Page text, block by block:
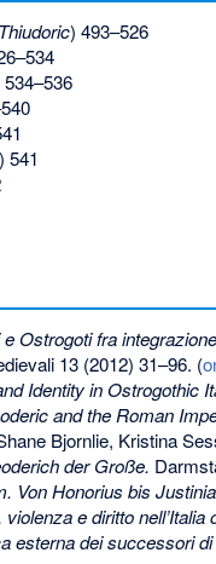
) 493–526
534–536
541
Ostrogoti fra
13 (2012) 31–96. (
Identity in Ostrogothic
and the Roman
Bjornlie, Kristina
der Große.
Von Honorius bis
violenza e diritto
esterna dei successori di